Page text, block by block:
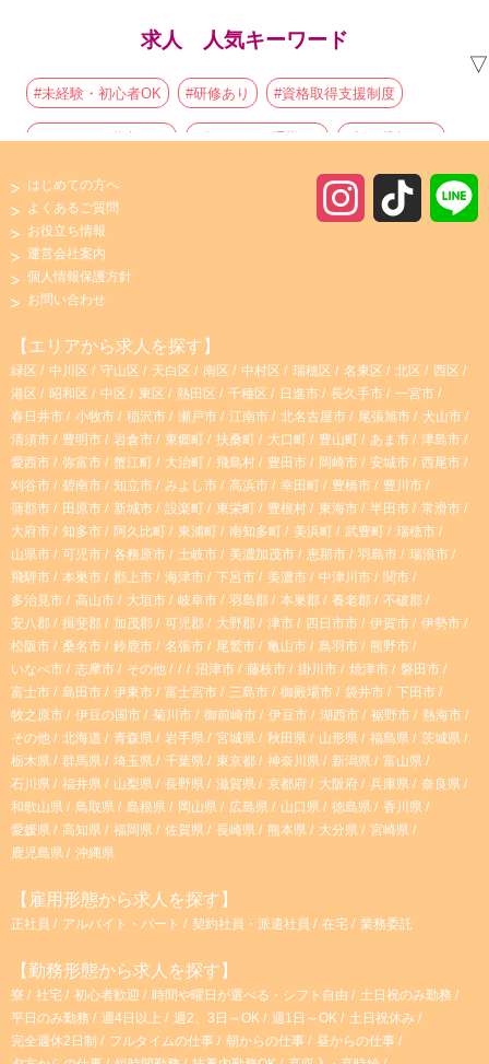
求人 人気キーワード
▽
#未経験・初心者OK #研修あり #資格取得支援制度
#ボーナス・賞与あり #車・バイク通勤OK #制服貸与あり
#朝からの仕事 #駅チカ・駅ナカ
#主婦・主夫歓迎
#社員登用あり
#完全週休2日制 #寮 #ブランクOK #昼からの仕事
#産休・育休実績あり #託児所あり #子育て両立応援
#交通費支給 #シニア歓迎 #残業なし #週4日以上
#服装・髪型自由 #週2、3日～OK #無資格OK
#土日祝休み #副業・WワークOK #短時間勤務
a
g
r
a
m
o
k
はじめての方へ
よくあるご質問
お役立ち情報
運営会社案内
個人情報保護方針
お問い合わせ
【エリアから求人を探す】
緑区 中川区 守山区 天白区 南区 中村区 瑞穂区 名東区 北区
西区
港区
昭和区 中区 東区 熱田区 千種区 日進市 長久手市
一宮市
春日井市
小牧市 稲沢市 瀬戸市 江南市 北名古屋市 尾張旭市
犬山市
清須市
豊明市 岩倉市 東郷町 扶桑町 大口町 豊山町 あま市
津島市
愛西市
弥富市 蟹江町 大治町 飛島村 豊田市 岡崎市 安城市
西尾市
刈谷市
碧南市 知立市 みよし市 高浜市 幸田町 豊橋市
豊川市
蒲郡市
田原市 新城市 設楽町 東栄町 豊根村 東海市 半田市
常滑市
大府市
知多市 阿久比町 東浦町 南知多町 美浜町 武豊町
瑞穂市
山県市
可児市 各務原市 土岐市 美濃加茂市 恵那市 羽島市
瑞浪市
飛騨市
本巣市 郡上市 海津市 下呂市 美濃市 中津川市
関市
多治見市
高山市 大垣市 岐阜市 羽島郡 本巣郡 養老郡
不破郡
安八郡
揖斐郡 加茂郡 可児郡 大野郡 津市 四日市市 伊賀市
伊勢市
松阪市
桑名市 鈴鹿市 名張市 尾鷲市 亀山市 鳥羽市
熊野市
いなべ市
志摩市 その他 沼津市 藤枝市 掛川市 焼津市
磐田市
富士市
島田市 伊東市 富士宮市 三島市 御殿場市 袋井市
下田市
牧之原市
伊豆の国市 菊川市 御前崎市 伊豆市 湖西市 裾野市
熱海市
その他
北海道 青森県 岩手県 宮城県 秋田県 山形県 福島県
茨城県
栃木県
群馬県 埼玉県 千葉県 東京都 神奈川県 新潟県
富山県
石川県
福井県 山梨県 長野県 滋賀県 京都府 大阪府 兵庫県
奈良県
和歌山県
鳥取県 島根県 岡山県 広島県 山口県 徳島県
香川県
愛媛県
高知県 福岡県 佐賀県 長崎県 熊本県 大分県
宮崎県
鹿児島県
沖縄県
【雇用形態から求人を探す】
正社員 アルバイト・パート 契約社員・派遣社員 在宅 業務委託
【勤務形態から求人を探す】
寮 社宅 初心者歓迎 時間や曜日が選べる・シフト自由
土日祝のみ勤務
平日のみ勤務
週4日以上 週2、3日～OK 週1日～OK
土日祝休み
完全週休2日制
フルタイムの仕事 朝からの仕事
昼からの仕事